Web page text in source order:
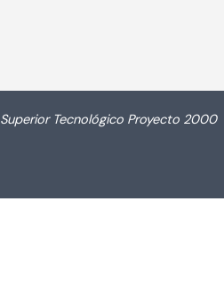
Tecnológico Proyecto 2000